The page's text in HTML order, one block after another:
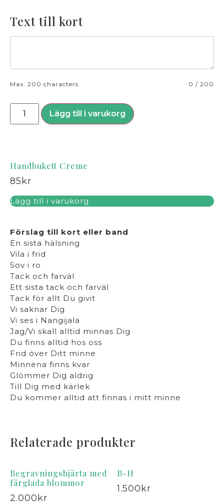
Text till kort
0 / 200
Max: 200 characters
Lägg till i varukorg
Handbukett Creme
85 kr
Lägg till i varukorg
Förslag till kort eller band
En sista hälsning
Vila i frid
Sov i ro
Tack och farväl
Ett sista tack och farväl
Tack för allt Du givit
Vi saknar Dig
Vi ses i Nangijala
Jag/Vi skall alltid minnas Dig
Du finns alltid hos oss
Frid över Ditt minne
Minnena finns kvar
Glömmer Dig aldrig
Till Dig med kärlek
Du kommer alltid att finnas i mitt minne
Relaterade produkter
Begravningshjärta med
färglada blommor
2.000kr
B-H
1.500kr